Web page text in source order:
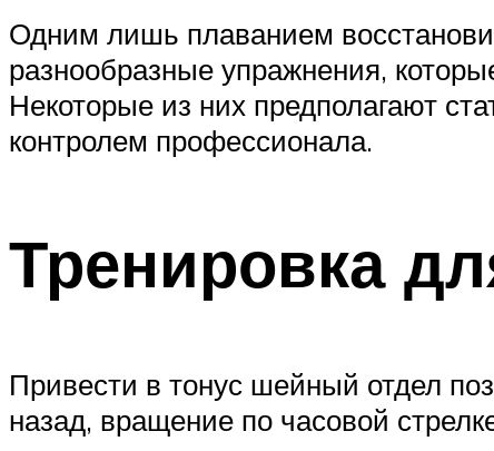
Одним лишь плаванием
разнообразные упражнения,
Некоторые из них предполагают
контролем профессионала.
Тренировка
Привести в тонус шейный отдел
назад, вращение по часовой